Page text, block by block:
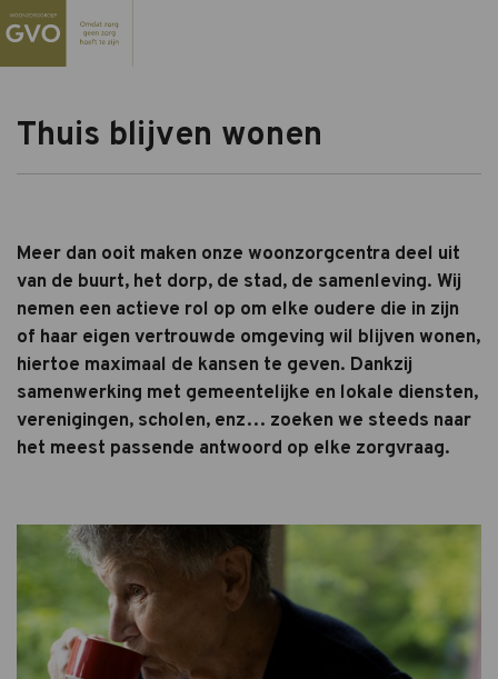
Thuis blijven wonen
Meer dan ooit maken onze woonzorgcentra deel uit
van de buurt, het dorp, de stad, de samenleving. Wij
nemen een actieve rol op om elke oudere die in zijn
of haar eigen vertrouwde omgeving wil blijven wonen,
hiertoe maximaal de kansen te geven. Dankzij
samenwerking met gemeentelijke en lokale diensten,
verenigingen, scholen, enz… zoeken we steeds naar
het meest passende antwoord op elke zorgvraag.